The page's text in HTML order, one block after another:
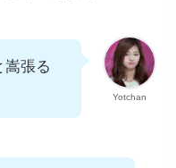
Yotchan
嵩張る